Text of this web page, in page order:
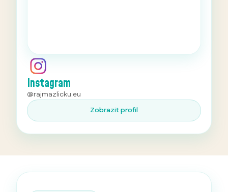
Instagram
@rajmazlicku.eu
Zobrazit profil